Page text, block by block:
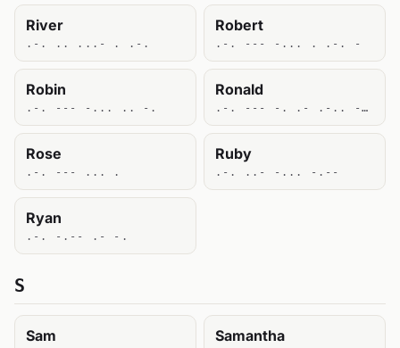
River
.-. .. ...- . .-.
Robert
.-. --- -... . .-. -
Robin
.-. --- -... .. -.
Ronald
.-. --- -. .- .-.. -..
Rose
.-. --- ... .
Ruby
.-. ..- -... -.--
Ryan
.-. -.-- .- -.
S
Sam Samantha